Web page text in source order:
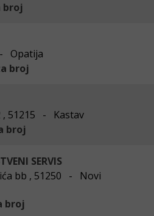
broj
Opatija
broj
, 51215 - Kastav
broj
SERVIS
bb , 51250 - Novi
broj